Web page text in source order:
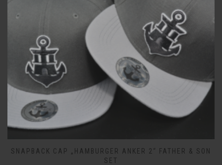
SNAPBACK CAP „HAMBURGER ANKER 2“ FATHER & SON
SET